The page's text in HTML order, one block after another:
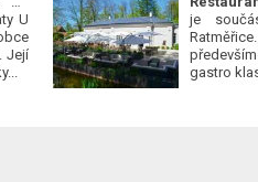
U
Její
je
gastro